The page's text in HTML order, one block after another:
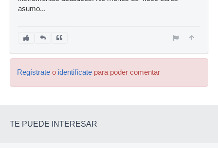
asumo...
Regístrate o identifícate para poder comentar
TE PUEDE INTERESAR